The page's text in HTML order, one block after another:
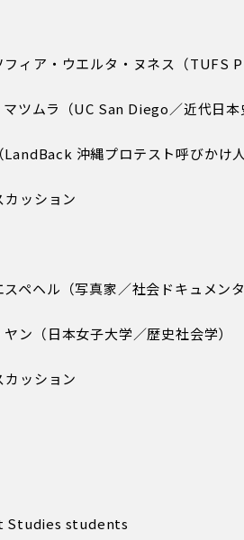
ィア・ウエルタ・ヌネス（TUFS
ツムラ（UC San Diego／近代日本
沖縄プロテスト呼びかけ人
ッション
ペヘル（写真家／社会ドキュメンタ
ン（日本女子大学／歴史社会学）
ッション
Studies students